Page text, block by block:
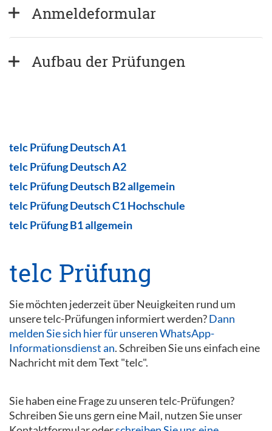
Anmeldeformular
Aufbau der Prüfungen
telc Prüfung Deutsch A1
telc Prüfung Deutsch A2
telc Prüfung Deutsch B2 allgemein
telc Prüfung Deutsch C1 Hochschule
telc Prüfung B1 allgemein
telc Prüfung
Sie möchten jederzeit über Neuigkeiten rund um
unsere telc-Prüfungen informiert werden?Dann
melden Sie sich hier für unseren WhatsApp-
Informationsdienst an. Schreiben Sie uns einfach eine
Nachricht mit dem Text "telc".
Sie haben eine Frage zu unseren telc-Prüfungen?
Schreiben Sie uns gern eine Mail, nutzen Sie unser